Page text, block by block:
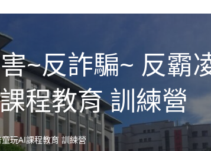
~反詐騙~ 反霸
程教育 訓練營
玩AI課程教育 訓練營